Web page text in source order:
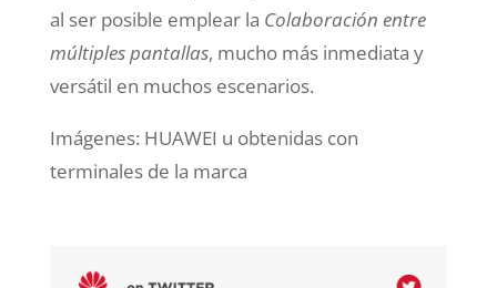
al ser posible emplear la Colaboración entre
múltiples pantallas, mucho más inmediata y
versátil en muchos escenarios.
Imágenes: HUAWEI u obtenidas con
terminales de la marca